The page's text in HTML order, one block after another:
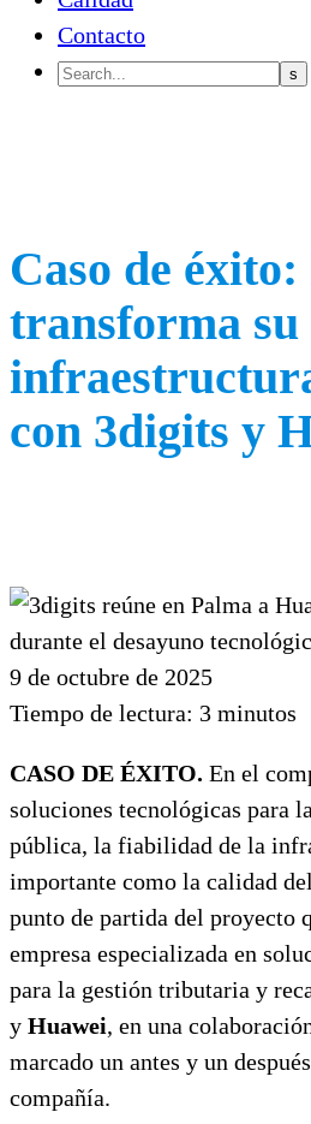
Contacto
Caso de
transforma su
con 3digits y
9 de octubre de 2025
Tiempo de lectura: 3 minutos
CASO DE ÉXITO. En el
soluciones tecnológicas para
pública, la fiabilidad de la
importante como la calidad
punto de partida del proyecto
empresa especializada en
para la gestión tributaria y
y Huawei, en una
marcado un antes y un
compañía.